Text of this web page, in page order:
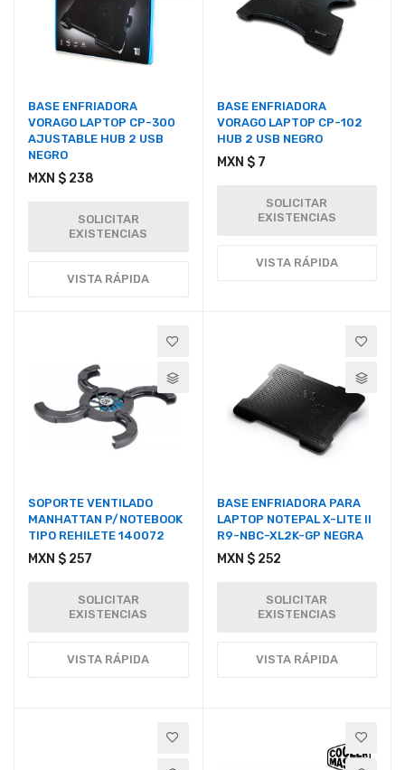
BASE ENFRIADORA
VORAGO LAPTOP CP-300
AJUSTABLE HUB 2 USB
NEGRO
MXN $ 238
SOLICITAR
EXISTENCIAS
VISTA RÁPIDA
BASE ENFRIADORA
VORAGO LAPTOP CP-102
HUB 2 USB NEGRO
MXN $ 7
SOLICITAR
EXISTENCIAS
VISTA RÁPIDA
SOPORTE VENTILADO
MANHATTAN P/NOTEBOOK
TIPO REHILETE 140072
MXN $ 257
SOLICITAR
EXISTENCIAS
VISTA RÁPIDA
BASE ENFRIADORA PARA
LAPTOP NOTEPAL X-LITE II
R9-NBC-XL2K-GP NEGRA
MXN $ 252
SOLICITAR
EXISTENCIAS
VISTA RÁPIDA